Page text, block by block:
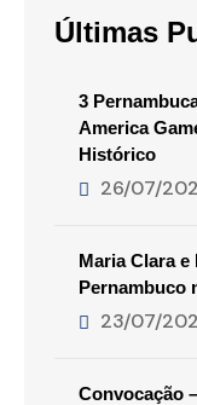
Últimas
3
America
Histórico
26/07/
Maria Clara
Pernambuco
23/07/
Convocação